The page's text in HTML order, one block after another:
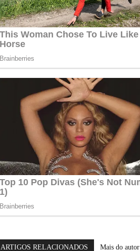
ARTIGOS RELACIONADOS Mais do autor